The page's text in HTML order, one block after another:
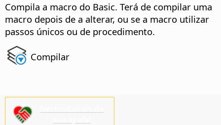
Compila a macro do Basic. Terá de compilar uma
macro depois de a alterar, ou se a macro utilizar
passos únicos ou de procedimento.
Compilar